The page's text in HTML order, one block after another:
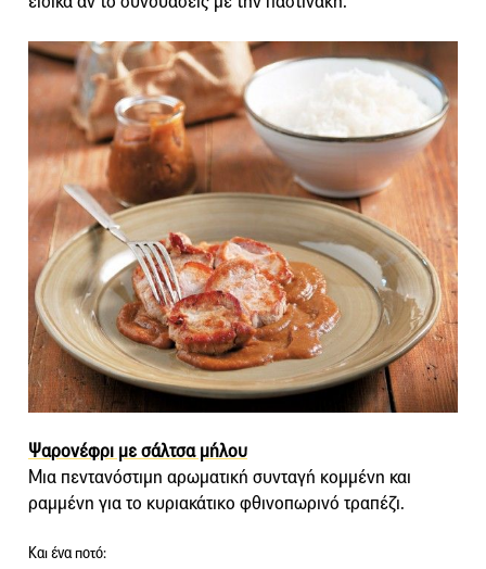
Ψαρονέφρι με σάλτσα μήλου
Μια πεντανόστιμη αρωματική συνταγή κομμένη και
ραμμένη για το κυριακάτικο φθινοπωρινό τραπέζι.
Και ένα ποτό: